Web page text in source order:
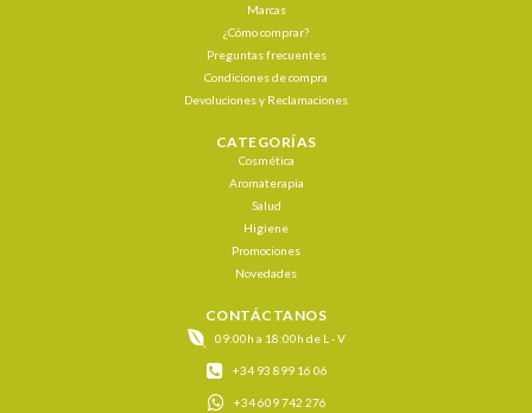
Marcas
¿Cómo comprar?
Preguntas frecuentes
Condiciones de compra
Devoluciones y Reclamaciones
CATEGORÍAS
Cosmética
Aromaterapia
Salud
Higiene
Promociones
Novedades
CONTÁCTANOS
09:00h a 18:00h de L - V
+34 93 899 16 06
+34 609 742 276